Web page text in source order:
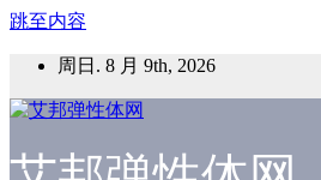
跳至内容
周日. 8 月 9th, 2026